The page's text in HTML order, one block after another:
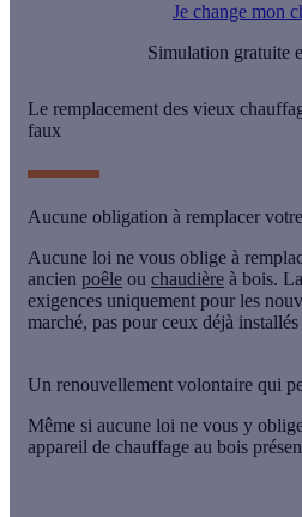
Je change mon
Simulation gratuite
Le remplacement des vieux
faux
Aucune obligation à remplacer
Aucune loi ne vous oblige à
ancien poêle ou chaudière à bois.
exigences uniquement pour les
marché, pas pour ceux déjà
Un renouvellement volontaire qui
Même si aucune loi ne vous y
appareil de chauffage au bois